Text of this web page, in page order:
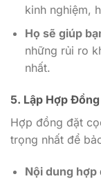
kinh nghiệm,
Họ sẽ giúp
những rủi ro
nhất.
5. Lập Hợp
Hợp đồng đặt
trọng nhất để
Nội dung hợp